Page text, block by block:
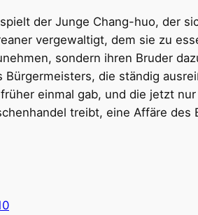
der Junge Chang-huo, der
vergewaltigt, dem sie zu
sondern ihren Bruder
Bürgermeisters, die ständig
einmal gab, und die jetzt
treibt, eine Affäre